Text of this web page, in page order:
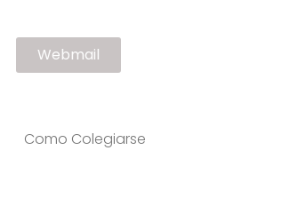
Webmail
Como Colegiarse